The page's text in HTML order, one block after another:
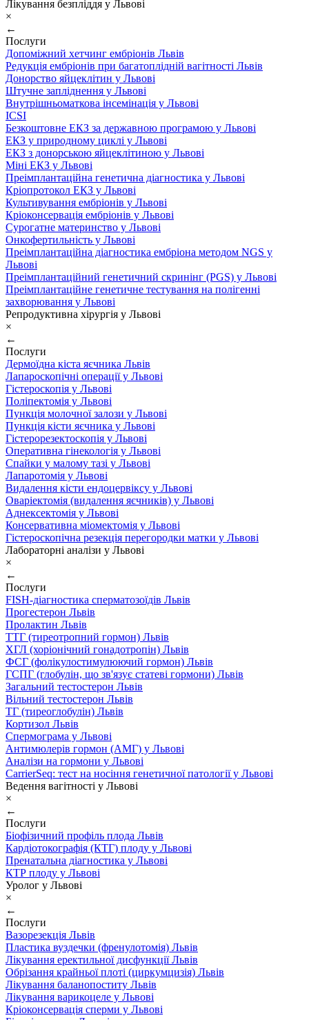
Лікування безпліддя у Львові
×
←
Послуги
Допоміжний хетчинг ембріонів Львів
Редукція ембріонів при багатоплідній вагітності Львів
Донорство яйцеклітин у Львові
Штучне запліднення у Львові
Внутрішньоматкова інсемінація у Львові
ICSI
Безкоштовне ЕКЗ за державною програмою у Львові
ЕКЗ у природному циклі у Львові
ЕКЗ з донорською яйцеклітиною у Львові
Міні ЕКЗ у Львові
Преімплантаційна генетична діагностика у Львові
Кріопротокол ЕКЗ у Львові
Культивування ембріонів у Львові
Кріоконсервація ембріонів у Львові
Сурогатне материнство у Львові
Онкофертильність у Львові
Преімплантаційна діагностика ембріона методом NGS у
Львові
Преімплантаційний генетичний скринінг (PGS) у Львові
Преімплантаційне генетичне тестування на полігенні
захворювання у Львові
Репродуктивна хірургія у Львові
×
←
Послуги
Дермоїдна кіста яєчника Львів
Лапароскопічні операції у Львові
Гістероскопія у Львові
Поліпектомія у Львові
Пункція молочної залози у Львові
Пункція кісти яєчника у Львові
Гістерорезектоскопія у Львові
Оперативна гінекологія у Львові
Спайки у малому тазі у Львові
Лапаротомія у Львові
Видалення кісти ендоцервіксу у Львові
Оваріектомія (видалення яєчників) у Львові
Аднексектомія у Львові
Консервативна міомектомія у Львові
Гістероскопічна резекція перегородки матки у Львові
Лабораторні аналізи у Львові
×
←
Послуги
FISH-діагностика сперматозоїдів Львів
Прогестерон Львів
Пролактин Львів
ТТГ (тиреотропний гормон) Львів
ХГЛ (хоріонічний гонадотропін) Львів
ФСГ (фолікулостимулюючий гормон) Львів
ГСПГ (глобулін, що зв'язує статеві гормони) Львів
Загальний тестостерон Львів
Вільний тестостерон Львів
ТГ (тиреоглобулін) Львів
Кортизол Львів
Спермограма у Львові
Антимюлерів гормон (АМГ) у Львові
Аналізи на гормони у Львові
CarrierSeq: тест на носіння генетичної патології у Львові
Ведення вагітності у Львові
×
←
Послуги
Біофізичний профіль плода Львів
Кардіотокографія (КТГ) плоду у Львові
Пренатальна діагностика у Львові
КТР плоду у Львові
Уролог у Львові
×
←
Послуги
Вазорезекція Львів
Пластика вуздечки (френулотомія) Львів
Лікування еректильної дисфункції Львів
Обрізання крайньої плоті (циркумцизія) Львів
Лікування баланопоститу Львів
Лікування варикоцеле у Львові
Кріоконсервація сперми у Львові